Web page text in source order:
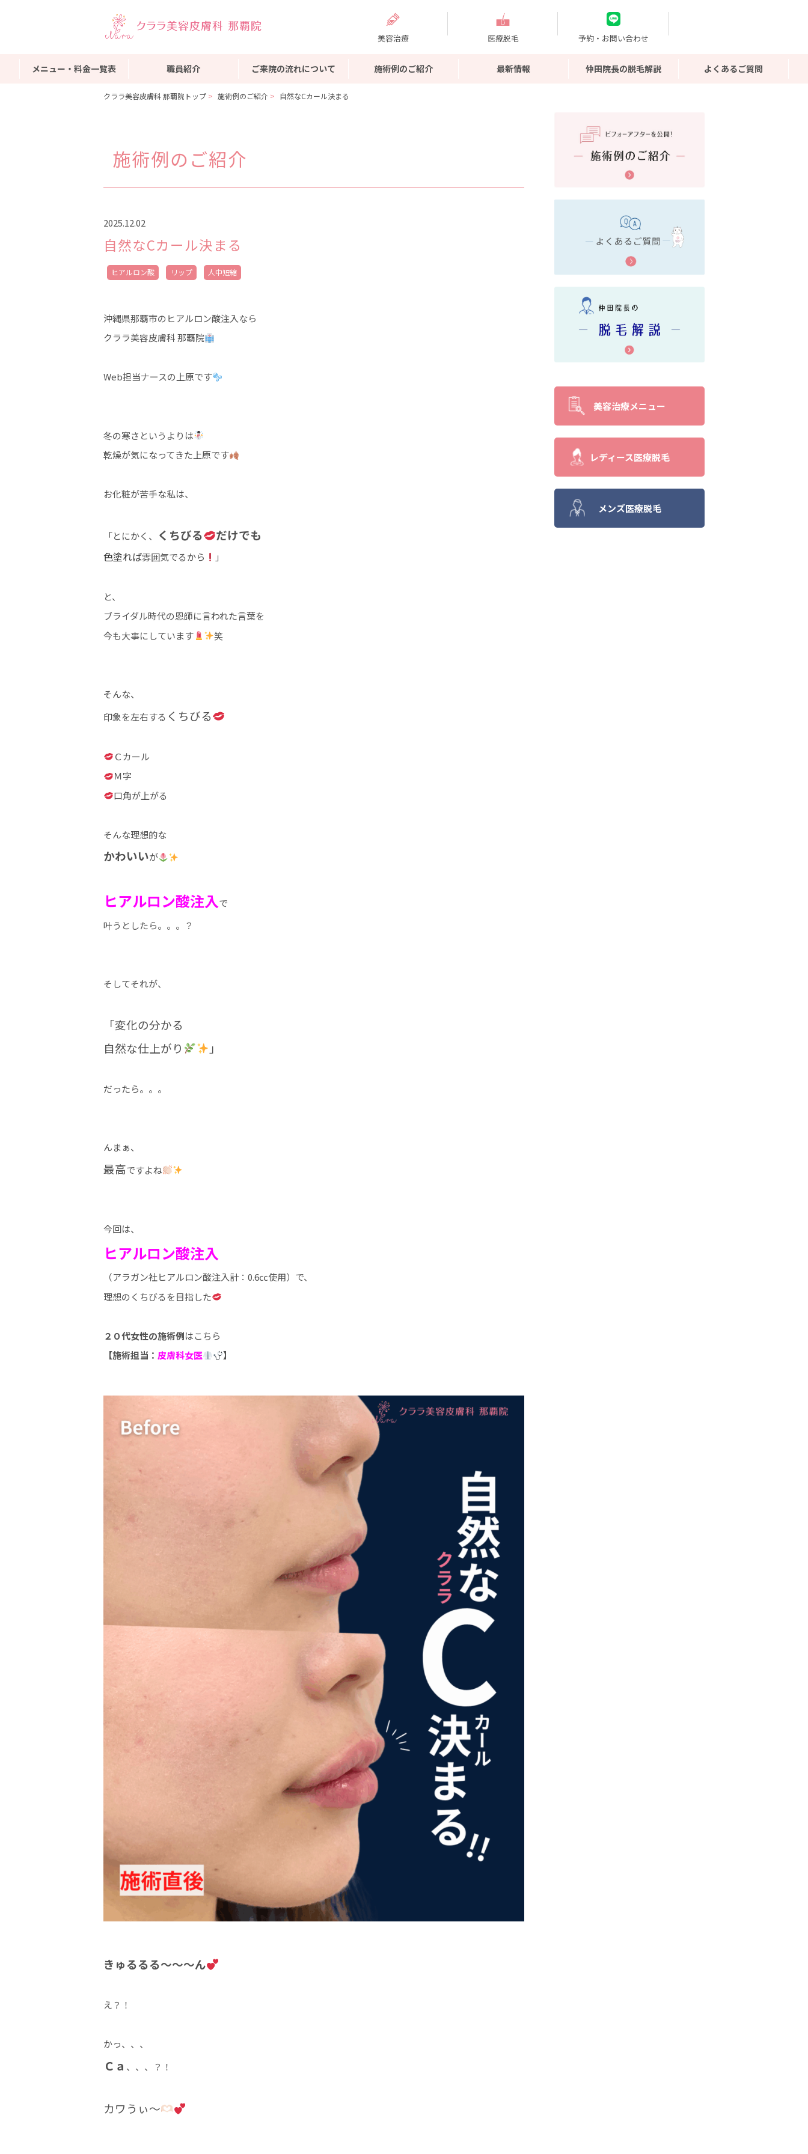
美容治療 医療脱毛 予約・お問い合わせ
メニュー・料金一覧表 職員紹介 ご来院の流れについて 施術例のご紹介 最新情報 仲田院長の脱毛解説 よくあるご質問
クララ美容皮膚科 那覇院トップ 施術例のご紹介 自然なCカール決まる
施術例のご紹介
2025.12.02
自然なCカール決まる
ヒアルロン酸 リップ 人中短縮
沖縄県那覇市のヒアルロン酸注入なら
クララ美容皮膚科 那覇院
Web担当ナースの上原です
冬の寒さというよりは
乾燥が気になってきた上原です
お化粧が苦手な私は、
「とにかく、 くちびる だけでも
色塗れば雰囲気でるから 」
と、
ブライダル時代の恩師に言われた言葉を
今も大事にしています
笑
そんな、
印象を左右する くちびる
Ｃカール
Ｍ字
口角が上がる
そんな理想的な
かわいいが
ヒアルロン酸注入で
叶うとしたら。。。？
そしてそれが、
「変化の分かる
自然な仕上がり
」
だったら。。。
んまぁ、
最高ですよね
今回は、
ヒアルロン酸注入
（アラガン社ヒアルロン酸注入計：0.6㏄使用）で、
理想のくちびるを目指した
２０代女性の施術例はこちら
【施術担当： 皮膚科女医 】
きゅるるる～～～ん
え？！
かっ、、、
Ｃａ 、、、？！
カワうぃ～
美容治療メニュー
レディース医療脱毛
メンズ医療脱毛